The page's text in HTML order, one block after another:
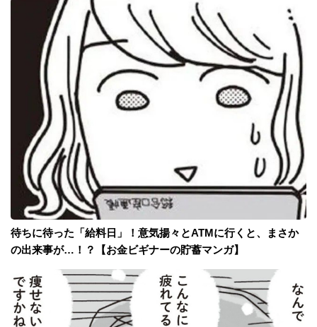
待ちに待った「給料日」！意気揚々とATMに行くと、まさか
の出来事が…！？【お金ビギナーの貯蓄マンガ】